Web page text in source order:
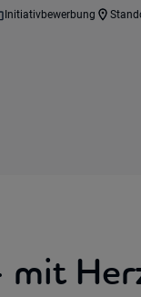
Initiativbewerbung